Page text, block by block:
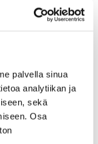
palvella sinua
analytiikan ja
sekä
Osa
–palvelussa.
tilanteestasi.
itsehoito-
kaikille
ovat kansallisia